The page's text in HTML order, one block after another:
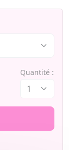
Quantité :